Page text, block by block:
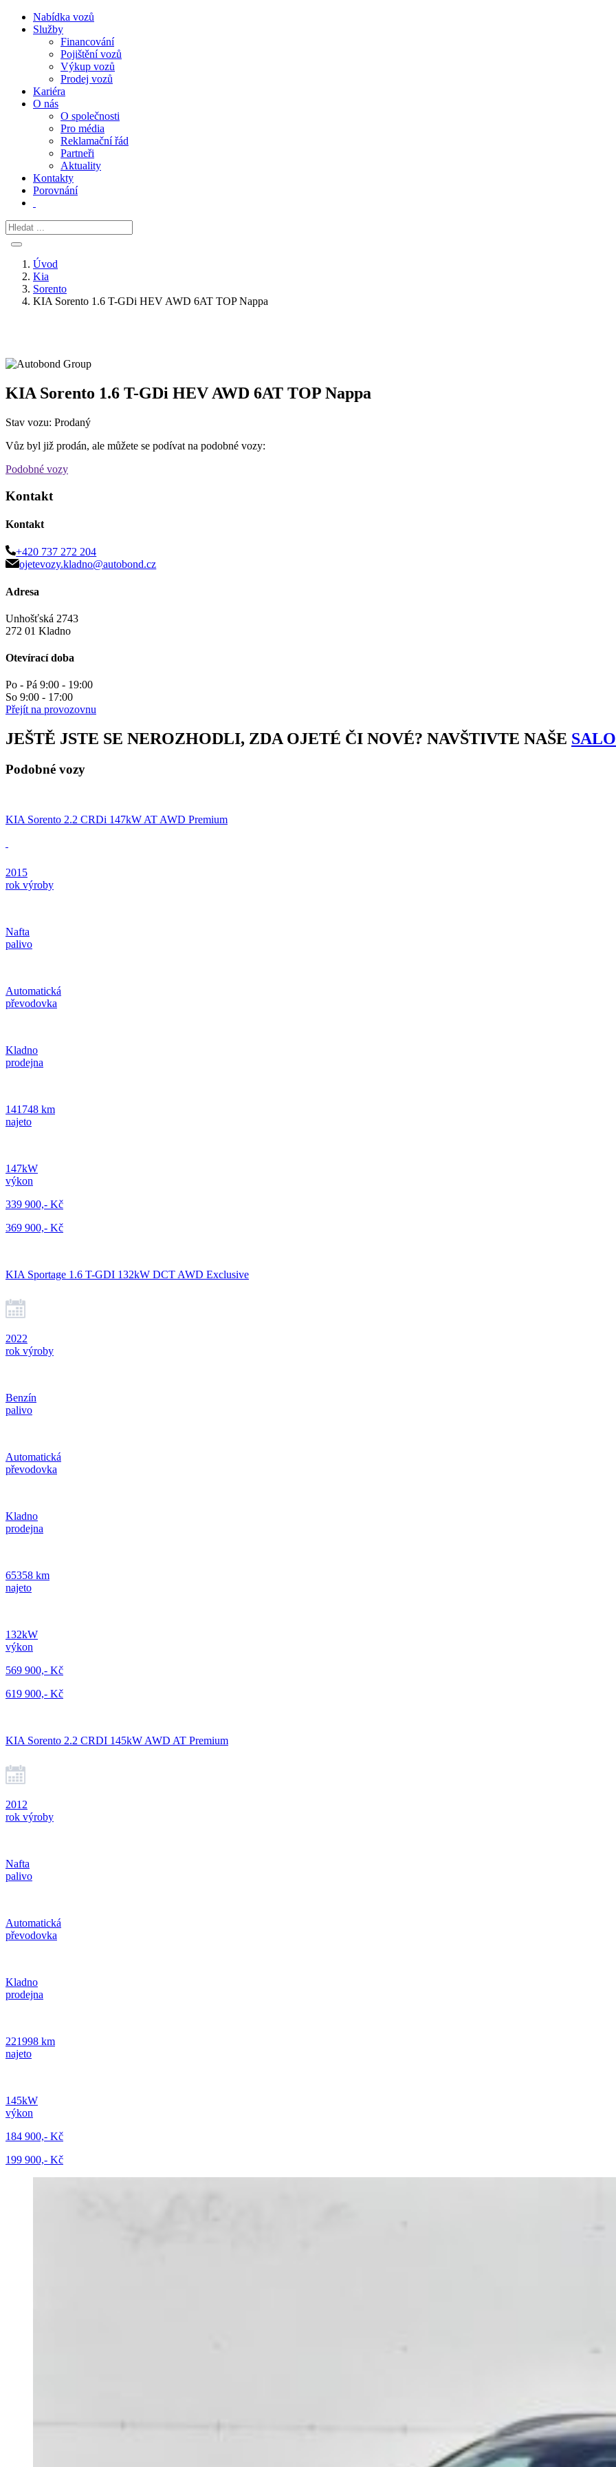
Nabídka vozů
Služby
Financování
Pojištění vozů
Výkup vozů
Prodej vozů
Kariéra
O nás
O společnosti
Pro média
Reklamační řád
Partneři
Aktuality
Kontakty
Porovnání
Úvod
Kia
Sorento
KIA Sorento 1.6 T-GDi HEV AWD 6AT TOP Nappa
KIA Sorento 1.6 T-GDi HEV AWD 6AT TOP Nappa
Stav vozu: Prodaný
Vůz byl již prodán, ale můžete se podívat na podobné vozy:
Podobné vozy
Kontakt
Kontakt
+420 737 272 204
ojetevozy.kladno@autobond.cz
Adresa
Unhošťská 2743
272 01 Kladno
Otevírací doba
Po - Pá 9:00 - 19:00
So 9:00 - 17:00
Přejít na provozovnu
JEŠTĚ JSTE SE NEROZHODLI, ZDA OJETÉ ČI NOVÉ? NAVŠTIVTE NAŠE
Podobné vozy
KIA Sorento 2.2 CRDi 147kW AT AWD Premium
2015
rok výroby
Nafta
palivo
Automatická
převodovka
Kladno
prodejna
141748 km
najeto
147kW
výkon
339 900,- Kč
369 900,- Kč
KIA Sportage 1.6 T-GDI 132kW DCT AWD Exclusive
2022
rok výroby
Benzín
palivo
Automatická
převodovka
Kladno
prodejna
65358 km
najeto
132kW
výkon
569 900,- Kč
619 900,- Kč
KIA Sorento 2.2 CRDI 145kW AWD AT Premium
2012
rok výroby
Nafta
palivo
Automatická
převodovka
Kladno
prodejna
221998 km
najeto
145kW
výkon
184 900,- Kč
199 900,- Kč